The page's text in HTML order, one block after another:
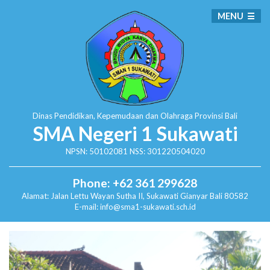
Dinas Pendidikan, Kepemudaan dan Olahraga Provinsi Bali
SMA Negeri 1 Sukawati
NPSN: 50102081 NSS: 301220504020
Phone: +62 361 299628
Alamat: Jalan Lettu Wayan Sutha II, SukawatiGianyar Bali 80582
E-mail: info@sma1-sukawati.sch.id
MENU